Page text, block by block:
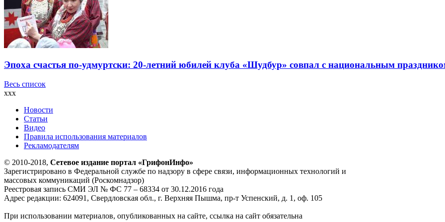
Эпоха счастья по-удмуртски: 20-летний юбилей клуба «Шудбур» совпал с национальным
Весь список
xxx
Новости
Статьи
Видео
Правила использования материалов
Рекламодателям
© 2010-2018, Сетевое издание портал «ГрифонИнфо»
Зарегистрировано в Федеральной службе по надзору в сфере связи, информационных технологий и
массовых коммуникаций (Роскомнадзор)
Реестровая запись СМИ ЭЛ № ФС 77 – 68334 от 30.12.2016 года
Адрес редакции: 624091, Свердловская обл., г. Верхняя Пышма, пр-т Успенский, д. 1, оф. 105
При использовании материалов, опубликованных на сайте, ссылка на сайт обязательна